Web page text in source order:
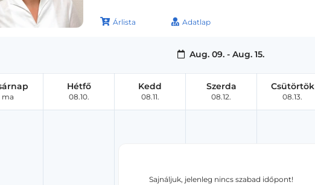
Árlista Adatlap
Aug. 09. - Aug. 15.
Sajnáljuk, jelenleg nincs szabad időpont!
ma
Hétfő
08.10.
Kedd
08.11.
Szerda
08.12.
Csütörtök
08.13.